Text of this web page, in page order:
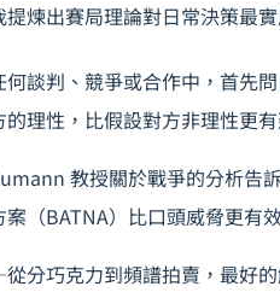
煉出賽局理論對日常決策最實
談判 、競爭或合作中，首先
理性，比假設對方非理性更有
教授關於戰爭的分析告
（BATNA）比口頭威脅更有
分巧克力到頻譜拍賣，最好的